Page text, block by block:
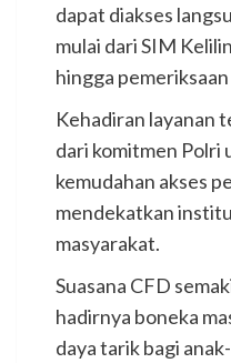
dapat diakses
mulai dari SIM
hingga
Kehadiran layanan
dari komitmen Polri
kemudahan akses
mendekatkan
masyarakat.
Suasana CFD
hadirnya boneka
daya tarik bagi